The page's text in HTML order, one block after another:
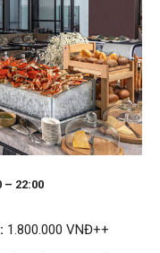
– 22:00
1.800.000 VNĐ++